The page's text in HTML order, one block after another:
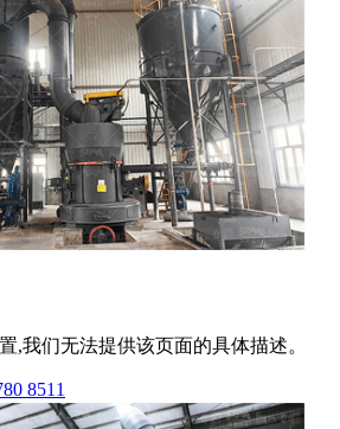
,我们无法提供该页面的具体描述。
8511